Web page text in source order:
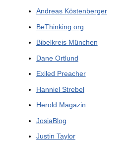
Andreas Köstenberger
BeThinking.org
Bibelkreis München
Dane Ortlund
Exiled Preacher
Hanniel Strebel
Herold Magazin
JosiaBlog
Justin Taylor